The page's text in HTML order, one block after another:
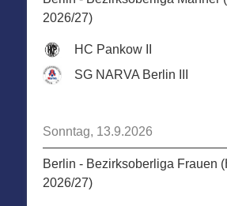
2026/27)
HC Pankow II
SG NARVA Berlin III
Sonntag, 13.9.2026
Berlin - Bezirksoberliga Frauen
2026/27)